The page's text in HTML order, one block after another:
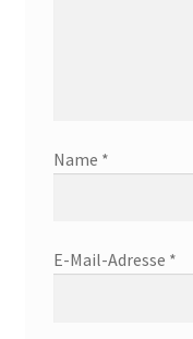
Name *
E-Mail-Adresse *